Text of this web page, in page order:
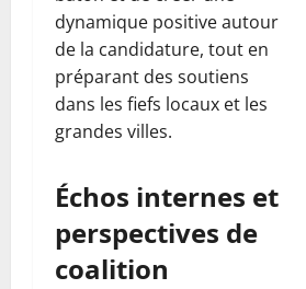
dynamique positive autour
de la candidature, tout en
préparant des soutiens
dans les fiefs locaux et les
grandes villes.
Échos internes et
perspectives de
coalition